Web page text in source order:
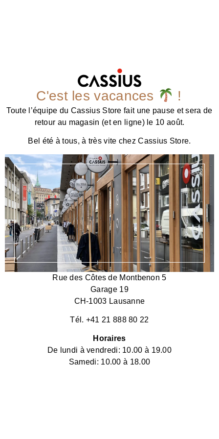
C'est les vacances !
Toute l’équipe du Cassius Store fait une pause et sera de
retour au magasin (et en ligne) le 10 août.
Bel été à tous, à très vite chez Cassius Store.
Rue des Côtes de Montbenon 5
Garage 19
CH-1003 Lausanne
Tél. +41 21 888 80 22
Horaires
De lundi à vendredi: 10.00 à 19.00
Samedi: 10.00 à 18.00